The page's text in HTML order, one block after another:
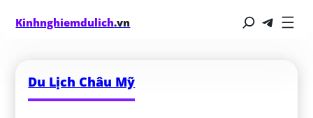
Kinhnghiemdulich.vn
Du Lịch Châu Mỹ